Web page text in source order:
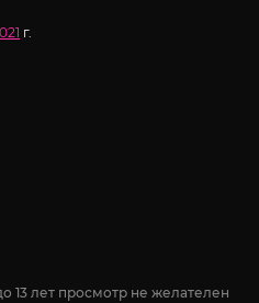
г.
13 лет просмотр не желателен